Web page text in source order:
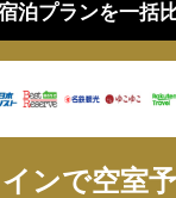
泊プランを一括
ンで空室